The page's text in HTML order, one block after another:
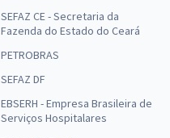
SEFAZ CE - Secretaria da
Fazenda do Estado do Ceará
PETROBRAS
SEFAZ DF
EBSERH - Empresa Brasileira de
Serviços Hospitalares